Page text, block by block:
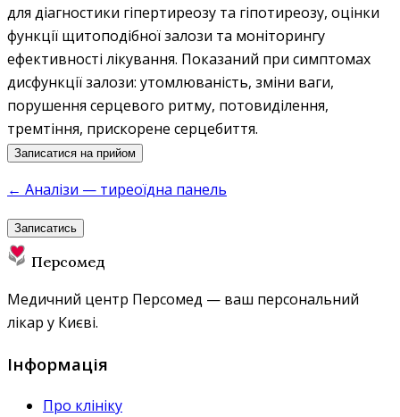
для діагностики гіпертиреозу та гіпотиреозу, оцінки
функції щитоподібної залози та моніторингу
ефективності лікування. Показаний при симптомах
дисфункції залози: утомлюваність, зміни ваги,
порушення серцевого ритму, потовиділення,
тремтіння, прискорене серцебиття.
Записатися на прийом
← Аналізи — тиреоїдна панель
Записатись
Персомед
Медичний центр Персомед — ваш персональний
лікар у Києві.
Інформація
Про клініку